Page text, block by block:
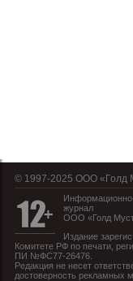
© 1997-2025 OOO «Голд
журнал
ООО «Голд
Издание
Комитете РФ по печати,
ПИ №ФС77-26476.
Редакция не несет
достоверность рекламных